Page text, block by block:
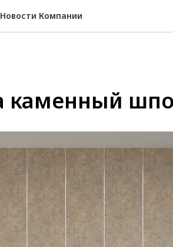
Новости Компании
каменный